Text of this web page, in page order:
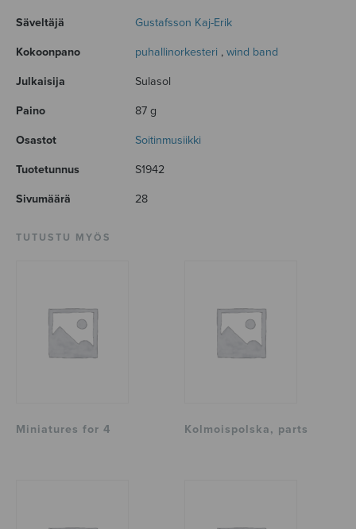
Säveltäjä Gustafsson Kaj-Erik
Kokoonpano puhallinorkesteri , wind band
Julkaisija Sulasol
Paino 87 g
Osastot Soitinmusiikki
Tuotetunnus S1942
Sivumäärä 28
TUTUSTU MYÖS
Miniatures for 4 Kolmoispolska, parts